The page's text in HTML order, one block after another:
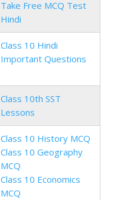
Take Free MCQ Test
Hindi
Class 10 Hindi
Important Questions
Class 10th SST
Lessons
Class 10 History MCQ
Class 10 Geography
MCQ
Class 10 Economics
MCQ